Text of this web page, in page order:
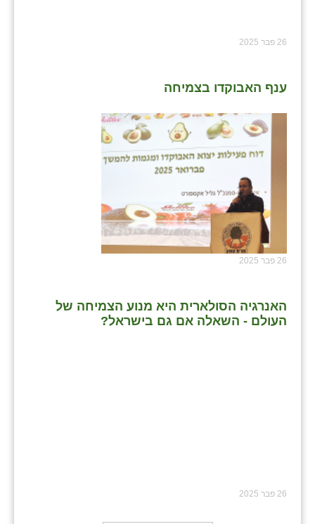
26 פבר 2025
ענף האבוקדו בצמיחה
26 פבר 2025
האנרגיה הסולארית היא מנוע הצמיחה של
העולם - השאלה אם גם בישראל?
26 פבר 2025